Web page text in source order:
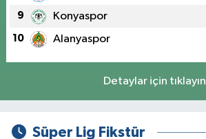
9 Konyaspor
10 Alanyaspor
Detaylar için tıklayın
Süper Lig Fikstür